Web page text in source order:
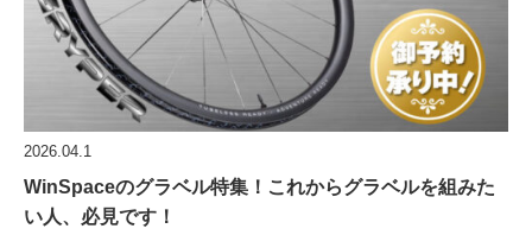
2026.04.1
WinSpaceのグラベル特集！これからグラベルを組みた
い人、必見です！